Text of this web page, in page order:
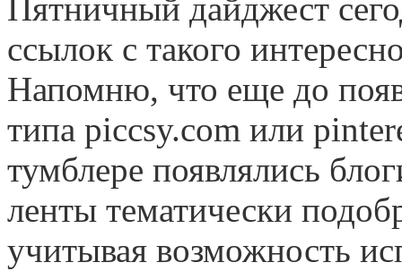
Пятничный дайджест
ссылок с такого
Напомню, что еще до
типа piccsy.com или
тумблере появлялись
ленты тематически
учитывая возможность